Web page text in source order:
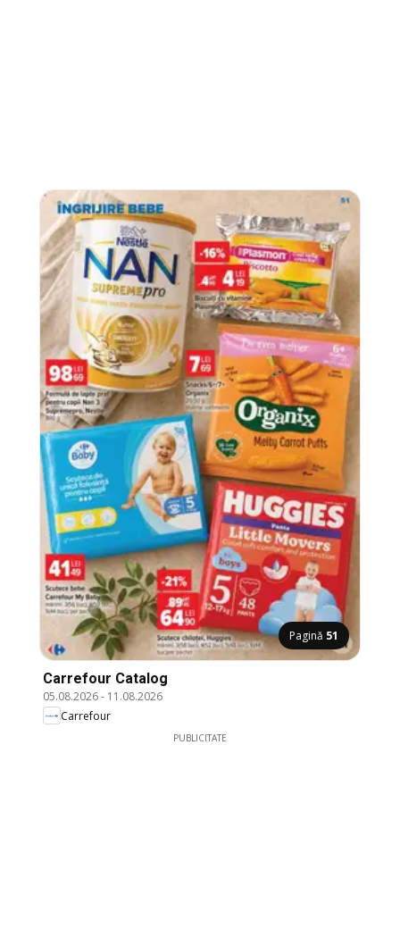
Pagină 51
Carrefour Catalog
05.08.2026- 11.08.2026
Carrefour
PUBLICITATE